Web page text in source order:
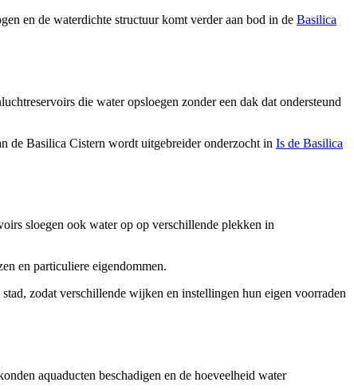
en de waterdichte structuur komt verder aan bod in de Basilica
die water opsloegen zonder een dak dat ondersteund
de Basilica Cistern wordt uitgebreider onderzocht in Is de Basilica
sloegen ook water op op verschillende plekken in
en particuliere eigendommen.
zodat verschillende wijken en instellingen hun eigen voorraden
aquaducten beschadigen en de hoeveelheid water